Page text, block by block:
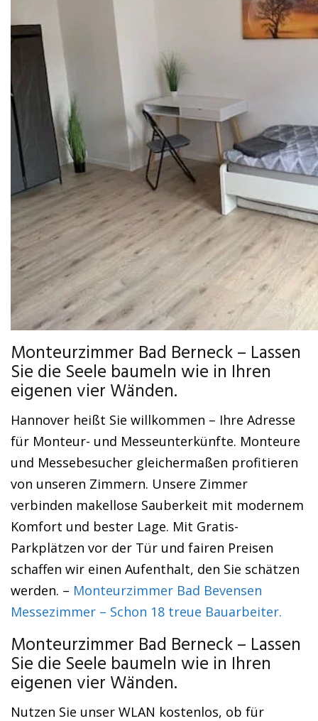
Monteurzimmer Bad Berneck – Lassen
Sie die Seele baumeln wie in Ihren
eigenen vier Wänden.
Hannover heißt Sie willkommen – Ihre Adresse
für Monteur- und Messeunterkünfte. Monteure
und Messebesucher gleichermaßen profitieren
von unseren Zimmern. Unsere Zimmer
verbinden makellose Sauberkeit mit modernem
Komfort und bester Lage. Mit Gratis-
Parkplätzen vor der Tür und fairen Preisen
schaffen wir einen Aufenthalt, den Sie schätzen
werden. – Monteurzimmer Bad Bevensen
Messezimmer – Schon 18 treue Bauarbeiter.
Monteurzimmer Bad Berneck – Lassen
Sie die Seele baumeln wie in Ihren
eigenen vier Wänden.
Nutzen Sie unser WLAN kostenlos, ob für